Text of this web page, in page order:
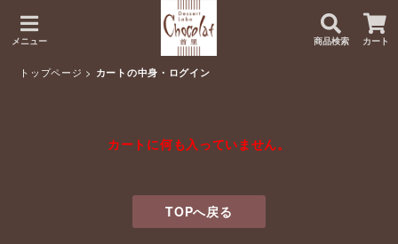
メニュー 商品検索 カート
トップページ > カートの中身・ログイン
カートに何も入っていません。
TOPへ戻る